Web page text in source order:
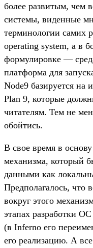
более развитым, чем
системы, виденные
терминологии самих
operating system, а в
формулировке —
платформа для
Node9 базируется на
Plan 9, которые
читателям. Тем не
обойтись.
В свое время в
механизма, который
данными как
Предполагалось, что
вокруг этого
этапах разработки
(в Inferno его
его реализацию. А